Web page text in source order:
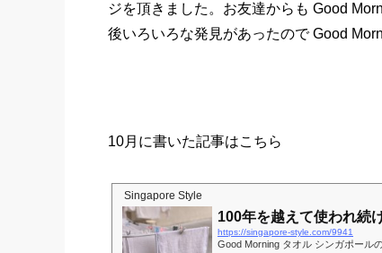
ジを頂きました。お友達からも Good
後いろいろな発見があったので Good
10月に書いた記事はこちら
Singapore Style
100年を越えて使われ続
https://singapore-style.com/9941
Good Morning タオル シンガポール